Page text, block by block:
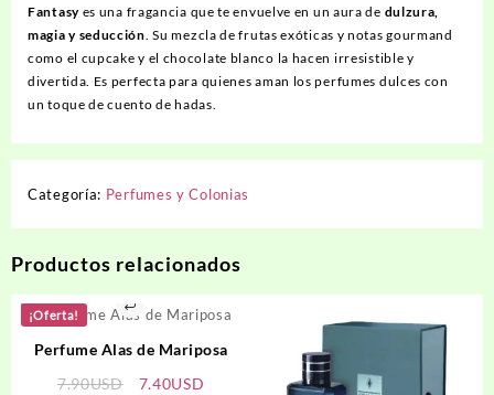
Fantasyes una fragancia que te envuelve en un aura de dulzura,
magia y seducción . Su mezcla de frutas exóticas y notas gourmand
como el cupcake y el chocolate blanco la hacen irresistible y
divertida. Es perfecta para quienes aman los perfumes dulces con
un toque de cuento de hadas.
Categoría: Perfumes y Colonias
Productos relacionados
¡Oferta!
Perfume Alas de Mariposa
7.90USD
El
7.40USD